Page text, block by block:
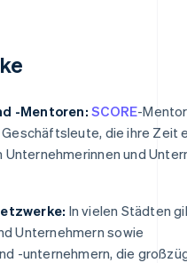
-Mentoren: SCORE-
die ihre Zeit
Unternehmerinnen und
In vielen Städten
Unternehmern sowie
-unternehmern, die